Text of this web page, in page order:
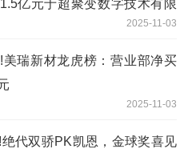
亿元于超聚变数字技术有限
2025-11-03
美瑞新材龙虎榜：营业部净买
2025-11-03
代双骄PK凯恩，金球奖喜见